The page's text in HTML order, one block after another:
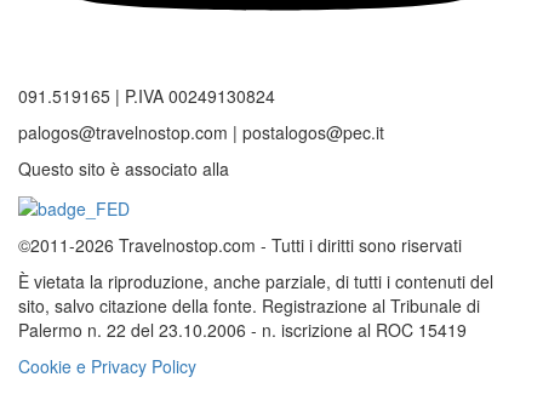
091.519165 | P.IVA 00249130824
palogos@travelnostop.com | postalogos@pec.it
Questo sito è associato alla
©2011-2026 Travelnostop.com - Tutti i diritti sono riservati
È vietata la riproduzione, anche parziale, di tutti i contenuti del
sito, salvo citazione della fonte. Registrazione al Tribunale di
Palermo n. 22 del 23.10.2006 - n. iscrizione al ROC 15419
Cookie e Privacy Policy